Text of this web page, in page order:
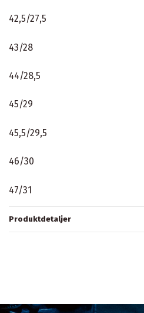
42,5/27,5
43/28
44/28,5
45/29
45,5/29,5
46/30
47/31
Produktdetaljer